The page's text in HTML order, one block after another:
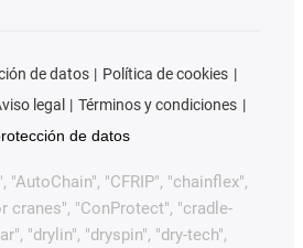
de datos
Política de cookies
legal
Términos y condiciones
de datos
"CFRIP", "chainflex",
cranes", "ConProtect", "cradle-
"drylin", "dryspin", "dry-tech",